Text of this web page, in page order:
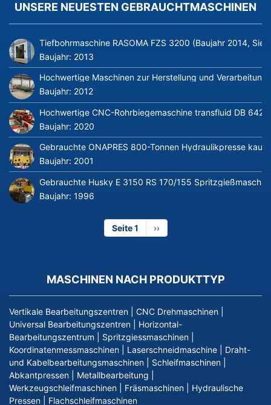
UNSERE NEUESTEN GEBRAUCHTMASCHINEN
Tiefbohrmaschine RASOMA FZS 3200 (Baujahr 2014,
Baujahr: 2013
Hochwertige Maschinen zur Herstellung und
Baujahr: 2012
Hochwertige CNC-Rohrbiegemaschine transfluid DB
Baujahr: 2020
Gebrauchte ONAPRES 800-Tonnen Hydraulikpresse
Baujahr: 2001
Gebrauchte Husky E 3150 RS 170/155
Baujahr: 1996
Seite 1
Nächste
Seite
››
MASCHINEN NACH PRODUKTTYP
Vertikale Bearbeitungszentren CNC Drehmaschinen
Universal Bearbeitungszentren
Horizontal-
Bearbeitungszentrum
Spritzgiessmaschinen
Koordinatenmessmaschinen
Laserschneidmaschine
Draht-
und Kabelbearbeitungsmaschinen
Schleifmaschinen
Abkantpressen
Metallbearbeitung
Werkzeugschleifmaschinen
Fräsmaschinen
Hydraulische
Pressen
Flachschleifmaschinen